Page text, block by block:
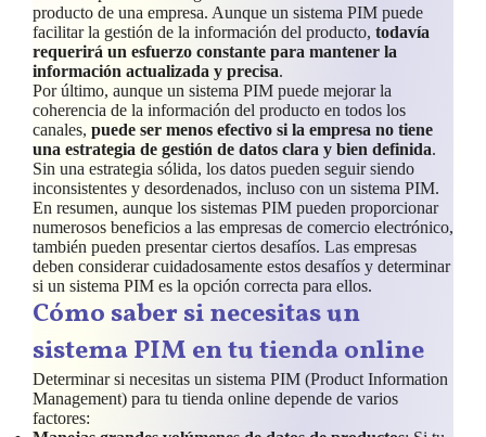
producto de una empresa. Aunque un sistema PIM puede
facilitar la gestión de la información del producto, todavía
requerirá un esfuerzo constante para mantener la
información actualizada y precisa.
Por último, aunque un sistema PIM puede mejorar la
coherencia de la información del producto en todos los
canales, puede ser menos efectivo si la empresa no tiene
una estrategia de gestión de datos clara y bien definida.
Sin una estrategia sólida, los datos pueden seguir siendo
inconsistentes y desordenados, incluso con un sistema PIM.
En resumen, aunque los sistemas PIM pueden proporcionar
numerosos beneficios a las empresas de comercio electrónico,
también pueden presentar ciertos desafíos. Las empresas
deben considerar cuidadosamente estos desafíos y determinar
si un sistema PIM es la opción correcta para ellos.
Cómo saber si necesitas un
sistema PIM en tu tienda online
Determinar si necesitas un sistema PIM (Product Information
Management) para tu tienda online depende de varios
factores: